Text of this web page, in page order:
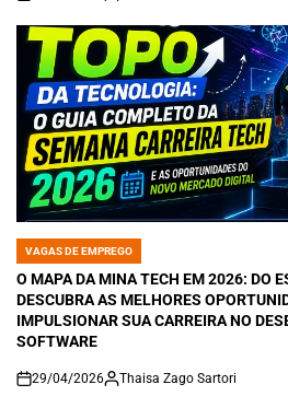
POSTED
IN
VAGAS DE EMPREGO
O MAPA DA MINA TECH EM 2026: DO
DESCUBRA AS MELHORES
IMPULSIONAR SUA CARREIRA NO
SOFTWARE
on
29/04/2026 Thaisa Zago Sartori